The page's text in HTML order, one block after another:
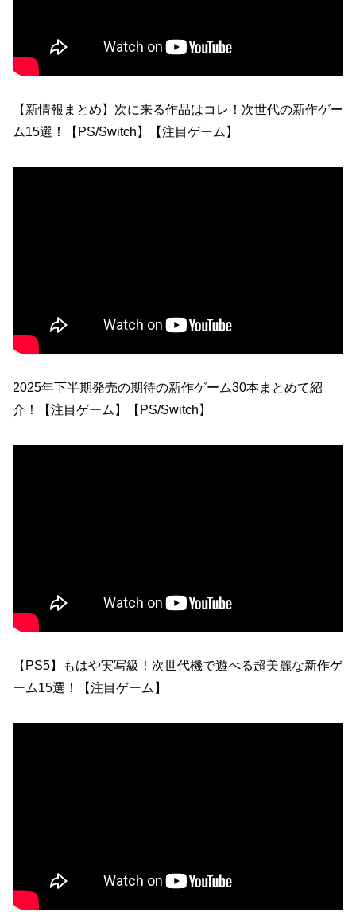
【新情報まとめ】次に来る作品はコレ！次世代の新作ゲー
ム15選！【PS/Switch】【注目ゲーム】
2025年下半期発売の期待の新作ゲーム30本まとめて紹
介！【注目ゲーム】【PS/Switch】
【PS5】もはや実写級！次世代機で遊べる超美麗な新作ゲ
ーム15選！【注目ゲーム】